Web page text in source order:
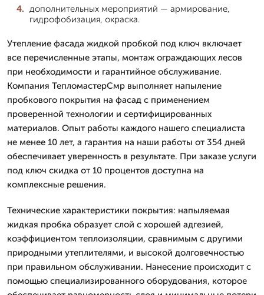
дополнительных мероприятий — армирование,
гидрофобизация, окраска.
Утепление фасада жидкой пробкой под ключ включает
все перечисленные этапы, монтаж ограждающих лесов
при необходимости и гарантийное обслуживание.
Компания ТепломастерСмр выполняет напыление
пробкового покрытия на фасад с применением
проверенной технологии и сертифицированных
материалов. Опыт работы каждого нашего специалиста
не менее 10 лет, а гарантия на наши работы от 354 дней
обеспечивает уверенность в результате. При заказе услуги
под ключ скидка от 10 процентов доступна на
комплексные решения.
Технические характеристики покрытия: напыляемая
жидкая пробка образует слой с хорошей адгезией,
коэффициентом теплоизоляции, сравнимым с другими
природными утеплителями, и высокой долговечностью
при правильном обслуживании. Нанесение происходит с
помощью специализированного оборудования, которое